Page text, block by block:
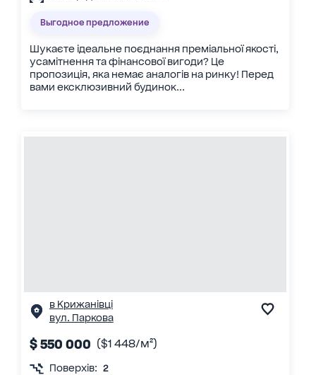
Выгодное предложение
Шукаєте ідеальне поєднання преміальної якості,
усамітнення та фінансової вигоди? Це
пропозиція, яка немає аналогів на ринку! Перед
вами ексклюзивний будинок...
в Крижанівці
вул. Паркова
$ 550 000 ($1 448/м²)
Поверхів: 2